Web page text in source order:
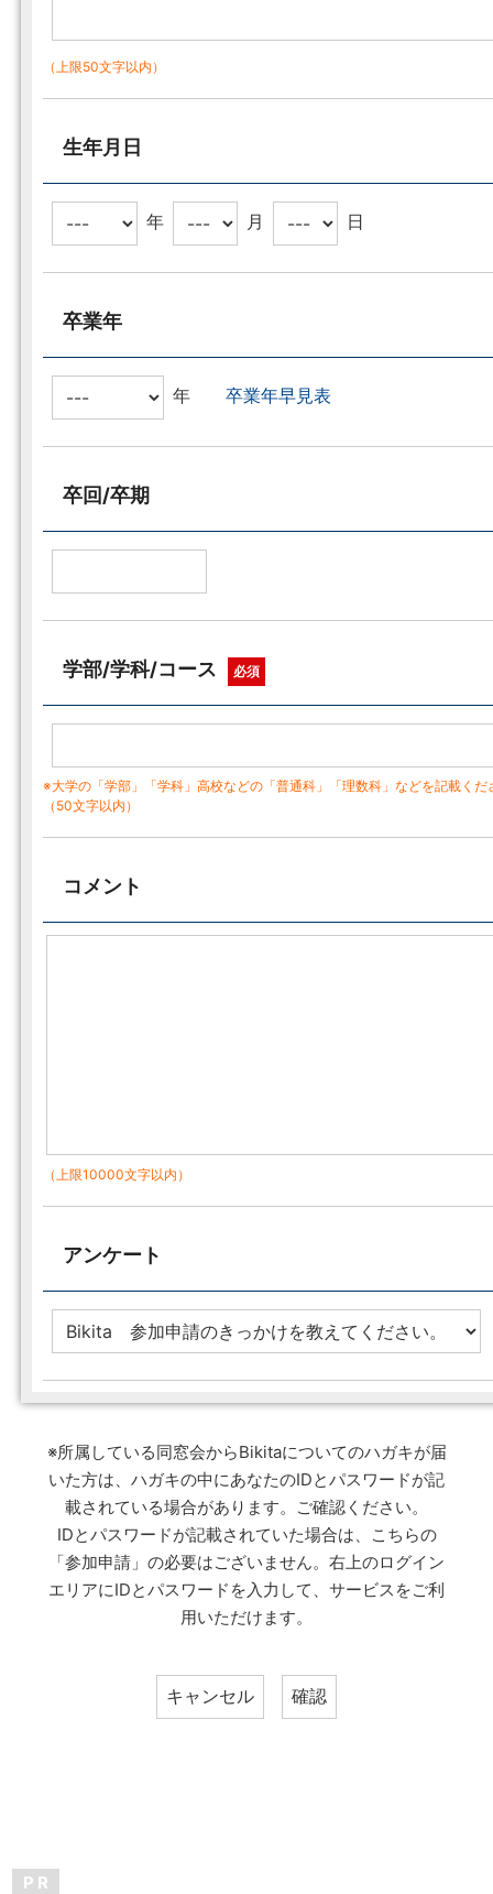
（上限50文字以内）
生年月日
年 月 日
卒業年
年卒業年早見表
卒回/卒期
学部/学科/コース 必須
※大学の「学部」「学科」高校などの「普通科」「理数科」などを記載くだ
（50文字以内）
コメント
（上限10000文字以内）
アンケート
※所属している同窓会からBikitaについてのハガキが届
いた方は、ハガキの中にあなたのIDとパスワードが記
載されている場合があります。ご確認ください。
IDとパスワードが記載されていた場合は、こちらの
「参加申請」の必要はございません。右上のログイン
エリアにIDとパスワードを入力して、サービスをご利
用いただけます。
P R